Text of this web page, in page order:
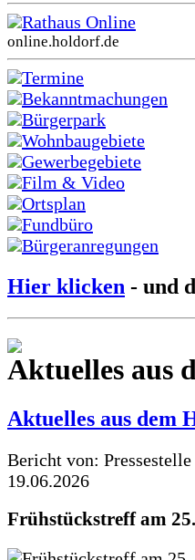
Rathaus Online
online.holdorf.de
Termine
Bekanntmachungen
Bürgerpark
Wohnbaugebiete
Gewerbegebiete
Film & Video
Ortsplan
Fundbüro
Bürgeranregungen
Hier klicken - und
Aktuelles aus
Aktuelles aus dem
Bericht von:
19.06.2026
Frühstückstreff am